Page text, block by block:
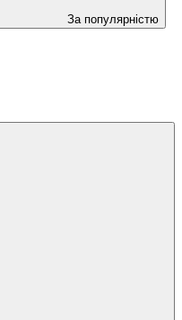
За популярністю